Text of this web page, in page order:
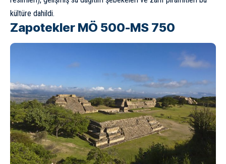
kültüre dahildi.
Zapotekler MÖ 500-MS 750